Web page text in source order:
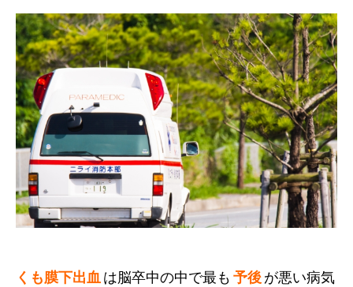
くも膜下出血 は脳卒中の中で最も 予後が悪い病気